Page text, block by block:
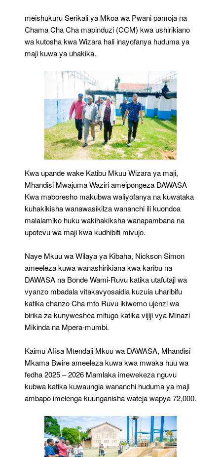
meishukuru Serikali ya Mkoa wa Pwani pamoja na
Chama Cha Cha mapinduzi (CCM) kwa ushirikiano
wa kutosha kwa Wizara hali inayofanya huduma ya
maji kuwa ya uhakika.
Kwa upande wake Katibu Mkuu Wizara ya maji,
Mhandisi Mwajuma Waziri ameipongeza DAWASA
Kwa maboresho makubwa waliyofanya na kuwataka
kuhakikisha wanawasikilza wananchi ili kuondoa
malalamiko huku wakihakiksha wanapambana na
upotevu wa maji kwa kudhibiti mivujo.
Naye Mkuu wa Wilaya ya Kibaha, Nickson Simon
ameeleza kuwa wanashirikiana kwa karibu na
DAWASA na Bonde Wami-Ruvu katika utafutaji wa
vyanzo mbadala vitakavyosaidia kuzuia uharibifu
katika chanzo Cha mto Ruvu ikiwemo ujenzi wa
birika za kunyweshea mifugo katika vijiji vya Minazi
Mikinda na Mpera-mumbi.
Kaimu Afisa Mtendaji Mkuu wa DAWASA, Mhandisi
Mkama Bwire ameeleza kuwa kwa mwaka huu wa
fedha 2025 – 2026 Mamlaka imewekeza nguvu
kubwa katika kuwaungia wananchi huduma ya maji
ambapo imelenga kuunganisha wateja wapya 72,000.